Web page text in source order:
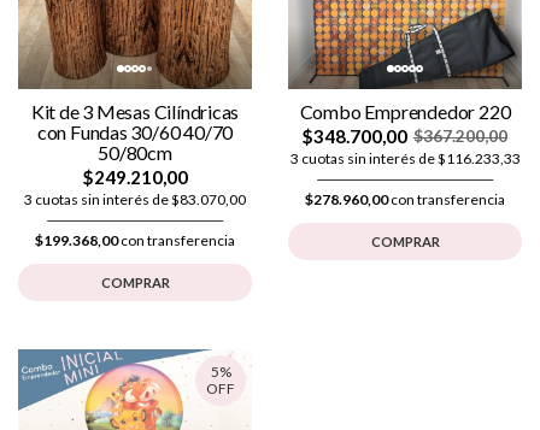
Kit de 3 Mesas Cilíndricas
con Fundas 30/60 40/70
50/80cm
$249.210,00
3 cuotas sin interés de $83.070,00
$199.368,00con transferencia
COMPRAR
Combo Emprendedor 220
$348.700,00 $367.200,00
3 cuotas sin interés de $116.233,33
$278.960,00con transferencia
COMPRAR
5%
OFF